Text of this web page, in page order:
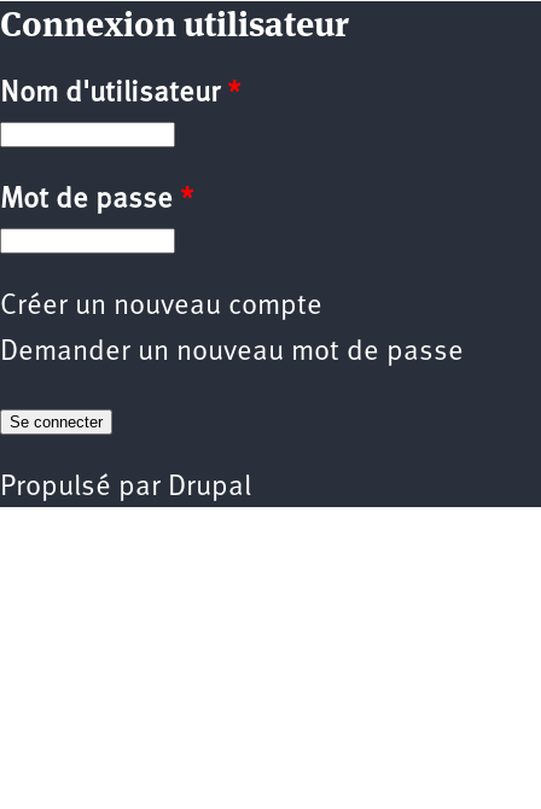
Connexion utilisateur
Nom d'utilisateur *
Mot de passe *
Créer un nouveau compte
Demander un nouveau mot de passe
Propulsé par Drupal